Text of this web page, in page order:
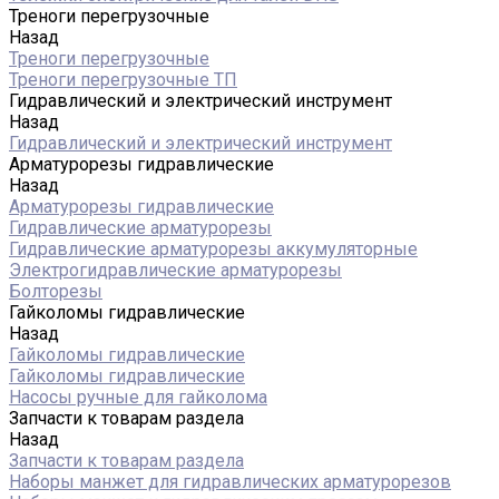
Треноги перегрузочные
Назад
Треноги перегрузочные
Треноги перегрузочные ТП
Гидравлический и электрический инструмент
Назад
Гидравлический и электрический инструмент
Арматурорезы гидравлические
Назад
Арматурорезы гидравлические
Гидравлические арматурорезы
Гидравлические арматурорезы аккумуляторные
Электрогидравлические арматурорезы
Болторезы
Гайколомы гидравлические
Назад
Гайколомы гидравлические
Гайколомы гидравлические
Насосы ручные для гайколома
Запчасти к товарам раздела
Назад
Запчасти к товарам раздела
Наборы манжет для гидравлических арматурорезов